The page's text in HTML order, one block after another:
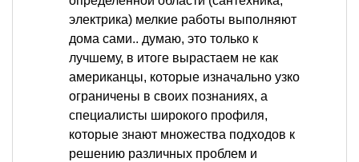
электрика) мелкие работы выполняют
дома сами.. думаю, это только к
лучшему, в итоге вырастаем не как
американцы, которые изначально узко
ограничены в своих познаниях, а
специалисты широкого профиля,
которые знают множества подходов к
решению различных проблем и